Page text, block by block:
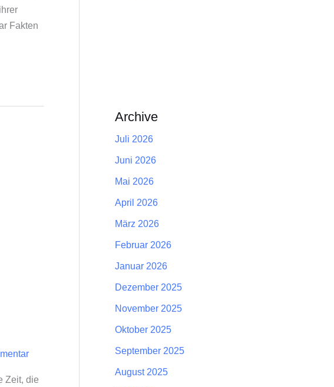
Fakten
Zeit, die
Archive
Juli 2026
Juni 2026
Mai 2026
April 2026
März 2026
Februar 2026
Januar 2026
Dezember 2025
November 2025
Oktober 2025
September 2025
August 2025